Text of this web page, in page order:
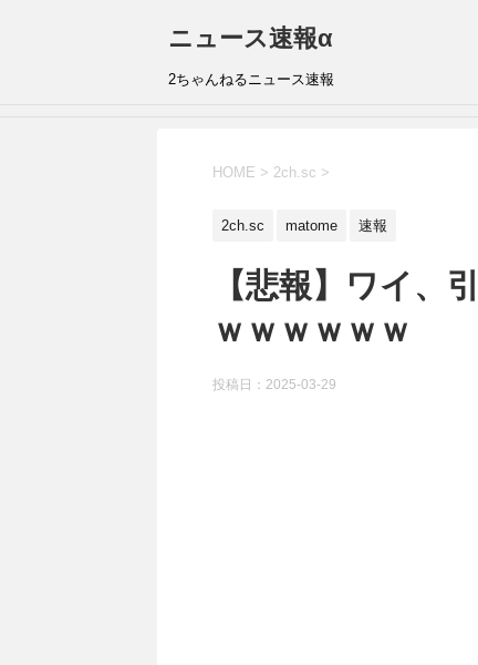
ニュース速報α
2ちゃんねるニュース速報
HOME > 2ch.sc >
2ch.sc matome 速報
【悲報】ワイ、
ｗｗｗｗｗｗ
投稿日： 2025-03-29